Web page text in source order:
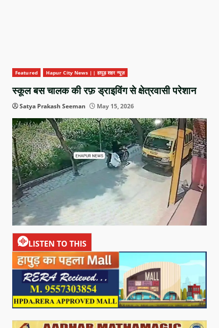
Featured Hapur City News || हापुड़ शहर न्यूज़
स्कूल बस चालक की रफ़ ड्राइविंग से क्षेत्रवासी परेशान
Satya Prakash Seeman May 15, 2026
LISTEN TO THIS